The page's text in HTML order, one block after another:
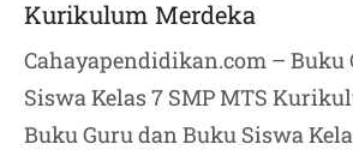
Kurikulum Merdeka
Cahayapendidikan.com – Buku
Siswa Kelas 7 SMP MTS
Buku Guru dan Buku Siswa